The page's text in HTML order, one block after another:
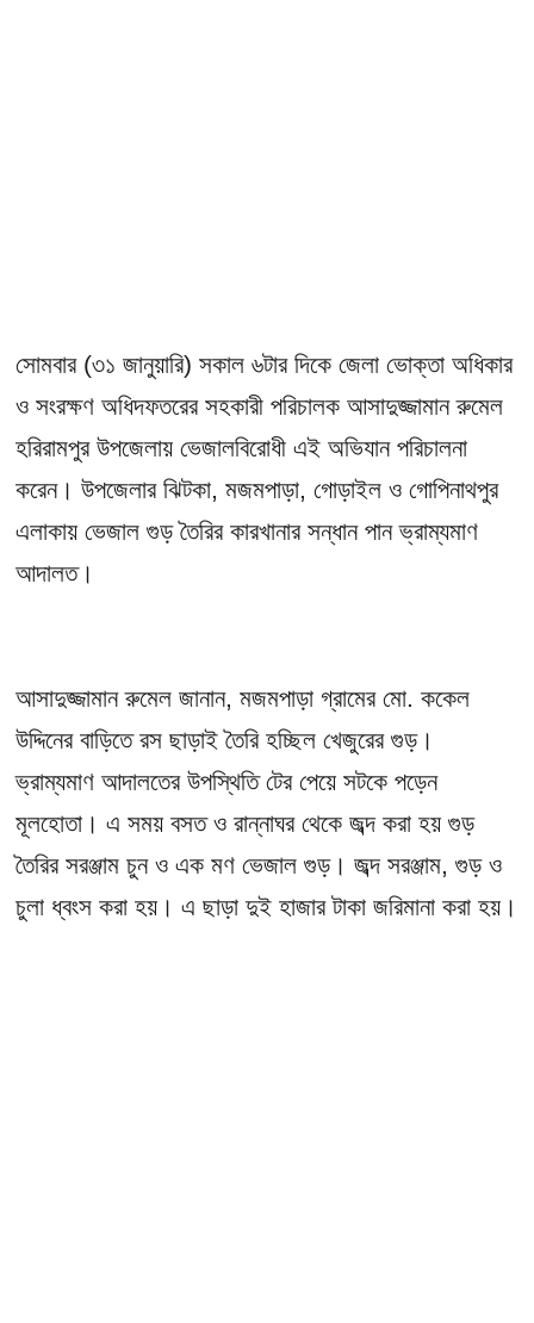
সোমবার (৩১ জানুয়ারি) সকাল ৬টার দিকে জেলা ভোক্তা অধিকার
ও সংরক্ষণ অধিদফতরের সহকারী পরিচালক আসাদুজ্জামান রুমেল
হরিরামপুর উপজেলায় ভেজালবিরোধী এই অভিযান পরিচালনা
করেন। উপজেলার ঝিটকা, মজমপাড়া, গোড়াইল ও গোপিনাথপুর
এলাকায় ভেজাল গুড় তৈরির কারখানার সন্ধান পান ভ্রাম্যমাণ
আদালত।
আসাদুজ্জামান রুমেল জানান, মজমপাড়া গ্রামের মো. ককেল
উদ্দিনের বাড়িতে রস ছাড়াই তৈরি হচ্ছিল খেজুরের গুড়।
ভ্রাম্যমাণ আদালতের উপস্থিতি টের পেয়ে সটকে পড়েন
মূলহোতা। এ সময় বসত ও রান্নাঘর থেকে জব্দ করা হয় গুড়
তৈরির সরঞ্জাম চুন ও এক মণ ভেজাল গুড়। জব্দ সরঞ্জাম, গুড় ও
চুলা ধ্বংস করা হয়। এ ছাড়া দুই হাজার টাকা জরিমানা করা হয়।